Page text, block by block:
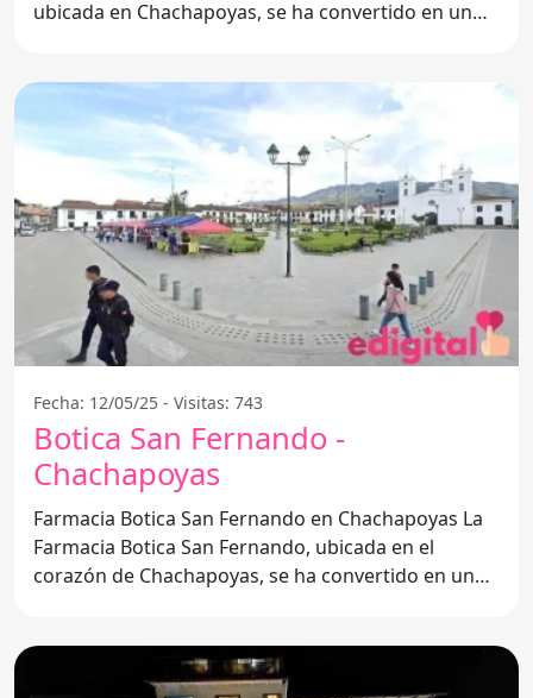
ubicada en Chachapoyas, se ha convertido en un
Fecha: 12/05/25 - Visitas: 743
Botica San Fernando -
Chachapoyas
Farmacia Botica San Fernando en Chachapoyas La
Farmacia Botica San Fernando, ubicada en el
corazón de Chachapoyas, se ha convertido en un